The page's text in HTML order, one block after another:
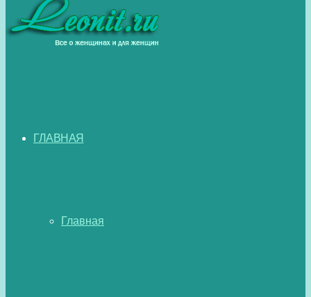
ГЛАВНАЯ
Главная